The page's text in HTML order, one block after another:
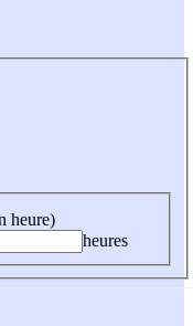
heure)
heures